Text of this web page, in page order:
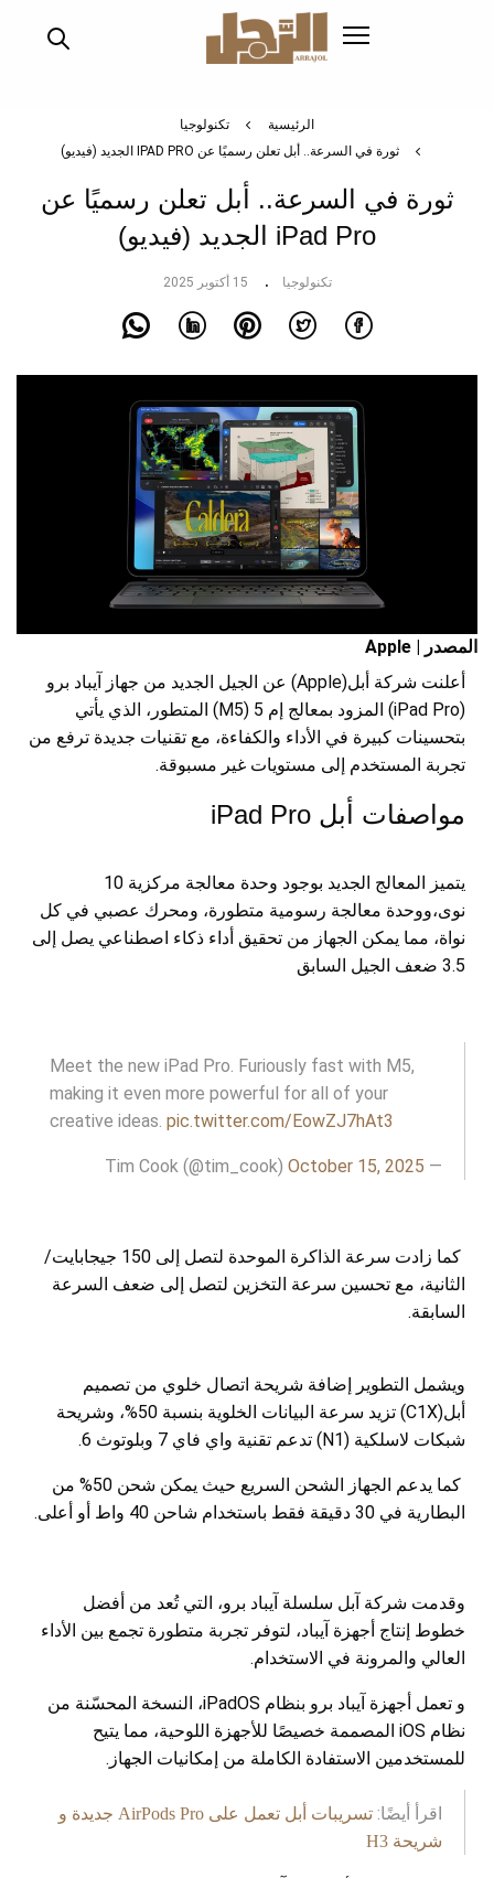
الرئيسية
تكنولوجيا
ثورة في السرعة.. أبل تعلن رسميًا عن IPAD PRO الجديد (فيديو)
ثورة في السرعة.. أبل تعلن رسميًا عن
iPad Pro الجديد (فيديو)
تكنولوجيا 15 أكتوبر 2025
المصدر | Apple
أعلنت شركة أبل(Apple) عن الجيل الجديد من جهاز آيباد برو
(iPad Pro) المزود بمعالج إم 5 (M5) المتطور، الذي يأتي
بتحسينات كبيرة في الأداء والكفاءة، مع تقنيات جديدة ترفع من
تجربة المستخدم إلى مستويات غير مسبوقة.
مواصفات أبل iPad Pro
يتميز المعالج الجديد بوجود وحدة معالجة مركزية 10
نوى،ووحدة معالجة رسومية متطورة، ومحرك عصبي في كل
نواة، مما يمكن الجهاز من تحقيق أداء ذكاء اصطناعي يصل إلى
3.5 ضعف الجيل السابق
Meet the new iPad Pro. Furiously fast with M5,
making it even more powerful for all of your
creative ideas. pic.twitter.com/EowZJ7hAt3
— Tim Cook (@tim_cook)
October 15, 2025
كما زادت سرعة الذاكرة الموحدة لتصل إلى 150 جيجابايت/
الثانية، مع تحسين سرعة التخزين لتصل إلى ضعف السرعة
السابقة.
ويشمل التطوير إضافة شريحة اتصال خلوي من تصميم
أبل(C1X) تزيد سرعة البيانات الخلوية بنسبة 50%، وشريحة
شبكات لاسلكية (N1) تدعم تقنية واي فاي 7 وبلوتوث 6.
كما يدعم الجهاز الشحن السريع حيث يمكن شحن 50% من
البطارية في 30 دقيقة فقط باستخدام شاحن 40 واط أو أعلى.
وقدمت شركة آبل سلسلة آيباد برو، التي تُعد من أفضل
خطوط إنتاج أجهزة آيباد، لتوفر تجربة متطورة تجمع بين الأداء
العالي والمرونة في الاستخدام.
و تعمل أجهزة آيباد برو بنظام iPadOS، النسخة المحسّنة من
نظام iOS المصممة خصيصًا للأجهزة اللوحية، مما يتيح
للمستخدمين الاستفادة الكاملة من إمكانيات الجهاز.
اقرأ أيضًا:
تسريبات أبل تعمل على AirPods Pro جديدة و
شريحة H3